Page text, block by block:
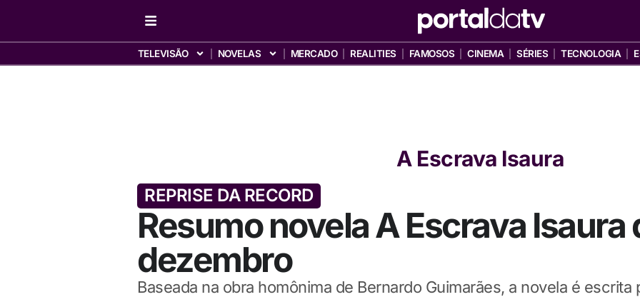
TELEVISÃO NOVELAS MERCADO REALITIES FAMOSOS CINEMA SÉRIES TECNOLOGIA
A Escrava Isaura
REPRISE DA RECORD
Resumo novela A Escrava Isaura
dezembro
Baseada na obra homônima de Bernardo Guimarães, a novela é